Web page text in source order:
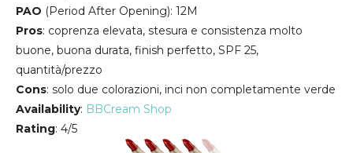
PAO (Period After Opening): 12M
Pros: coprenza elevata, stesura e consistenza molto
buone, buona durata, finish perfetto, SPF 25,
quantità/prezzo
Cons: solo due colorazioni, inci non completamente verde
Availability: BBCream Shop
Rating: 4/5